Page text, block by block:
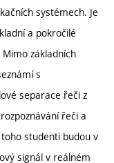
systémech. Je
a pokročilé
základních
s
separace řeči z
řeči a
studenti budou v
signál v reálném